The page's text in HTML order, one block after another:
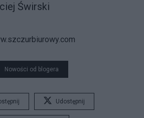
Świrski
Nowości od blogera
Udostępnij